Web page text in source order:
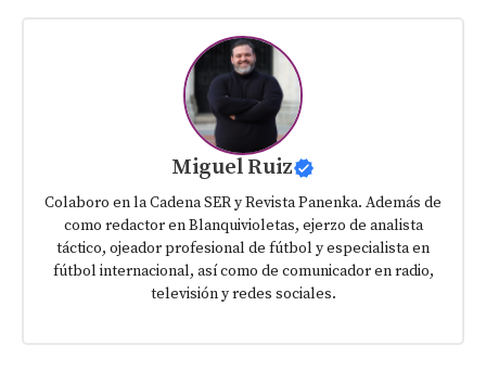
Miguel Ruiz
Colaboro en la Cadena SER y Revista Panenka. Además de
como redactor en Blanquivioletas, ejerzo de analista
táctico, ojeador profesional de fútbol y especialista en
fútbol internacional, así como de comunicador en radio,
televisión y redes sociales.